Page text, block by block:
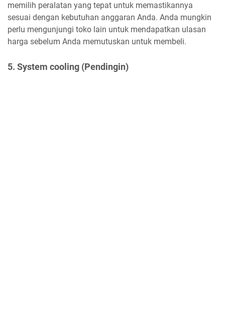
memilih peralatan yang tepat untuk memastikannya
sesuai dengan kebutuhan anggaran Anda. Anda mungkin
perlu mengunjungi toko lain untuk mendapatkan ulasan
harga sebelum Anda memutuskan untuk membeli.
5. System cooling (Pendingin)